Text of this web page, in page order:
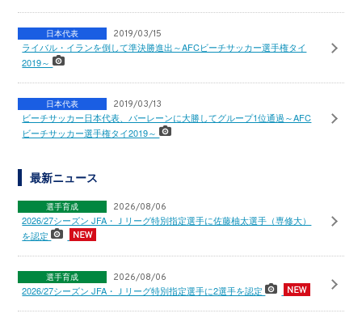
日本代表 2019/03/15
ライバル・イランを倒して準決勝進出～AFCビーチサッカー選手権タイ
2019～
日本代表 2019/03/13
ビーチサッカー日本代表、バーレーンに大勝してグループ1位通過～AFC
ビーチサッカー選手権タイ2019～
最新ニュース
選手育成 2026/08/06
2026/27シーズン JFA・Ｊリーグ特別指定選手に佐藤柚太選手（専修大）
を認定
選手育成 2026/08/06
2026/27シーズン JFA・Ｊリーグ特別指定選手に2選手を認定